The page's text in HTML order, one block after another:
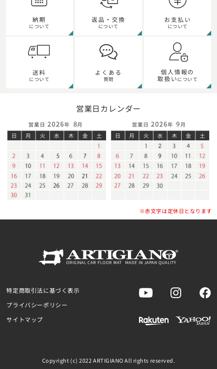
納期
について
返品・交換
について
お支払い
について
送料
について
よくある
質問
個人情報の
取扱い について
営業日カレンダー
※赤文字は定休日となります
特定商取引法に基づく表示
プライバシーポリシー
サイトマップ
Copyright (c) 2022 ARTIGIANO All rights reserved.